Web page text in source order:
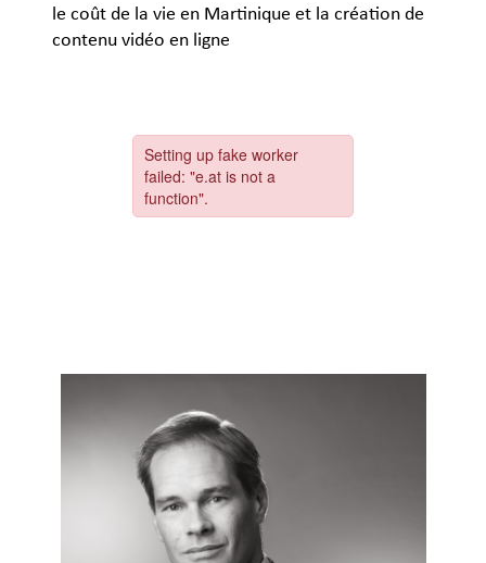
le coût de la vie en Martinique et la création de
contenu vidéo en ligne